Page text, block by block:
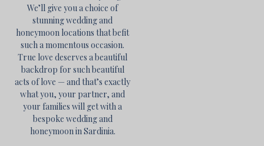
We’ll give you a choice of
stunning wedding and
honeymoon locations that befit
such a momentous occasion.
True love deserves a beautiful
backdrop for such beautiful
acts of love — and that’s exactly
what you, your partner, and
your families will get with a
bespoke wedding and
honeymoon in Sardinia.